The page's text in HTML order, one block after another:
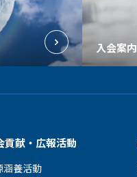
入会案内
貢献・広報活動
涵養活動